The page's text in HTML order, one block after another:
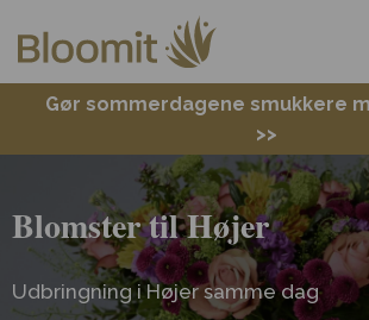
Gør sommerdagene smukkere
>>
Blomster til Højer
Udbringning i Højer samme dag